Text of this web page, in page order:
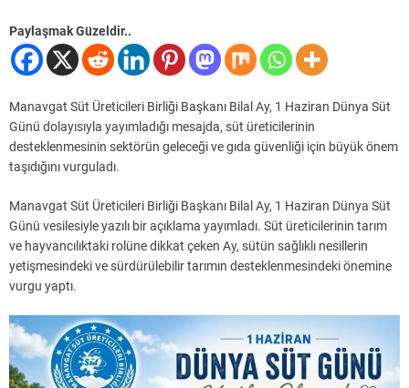
Paylaşmak Güzeldir..
Manavgat Süt Üreticileri Birliği Başkanı Bilal Ay, 1 Haziran Dünya Süt
Günü dolayısıyla yayımladığı mesajda, süt üreticilerinin
desteklenmesinin sektörün geleceği ve gıda güvenliği için büyük önem
taşıdığını vurguladı.
Manavgat Süt Üreticileri Birliği Başkanı Bilal Ay, 1 Haziran Dünya Süt
Günü vesilesiyle yazılı bir açıklama yayımladı. Süt üreticilerinin tarım
ve hayvancılıktaki rolüne dikkat çeken Ay, sütün sağlıklı nesillerin
yetişmesindeki ve sürdürülebilir tarımın desteklenmesindeki önemine
vurgu yaptı.